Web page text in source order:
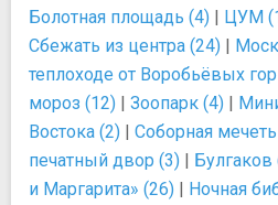
Болотная площадь (4) | ЦУМ
Сбежать из центра (24) |
теплоходе от Воробьёвых
мороз (12) | Зоопарк (4) |
Востока (2) | Соборная
печатный двор (3) | Булгаков
и Маргарита» (26) | Ночная